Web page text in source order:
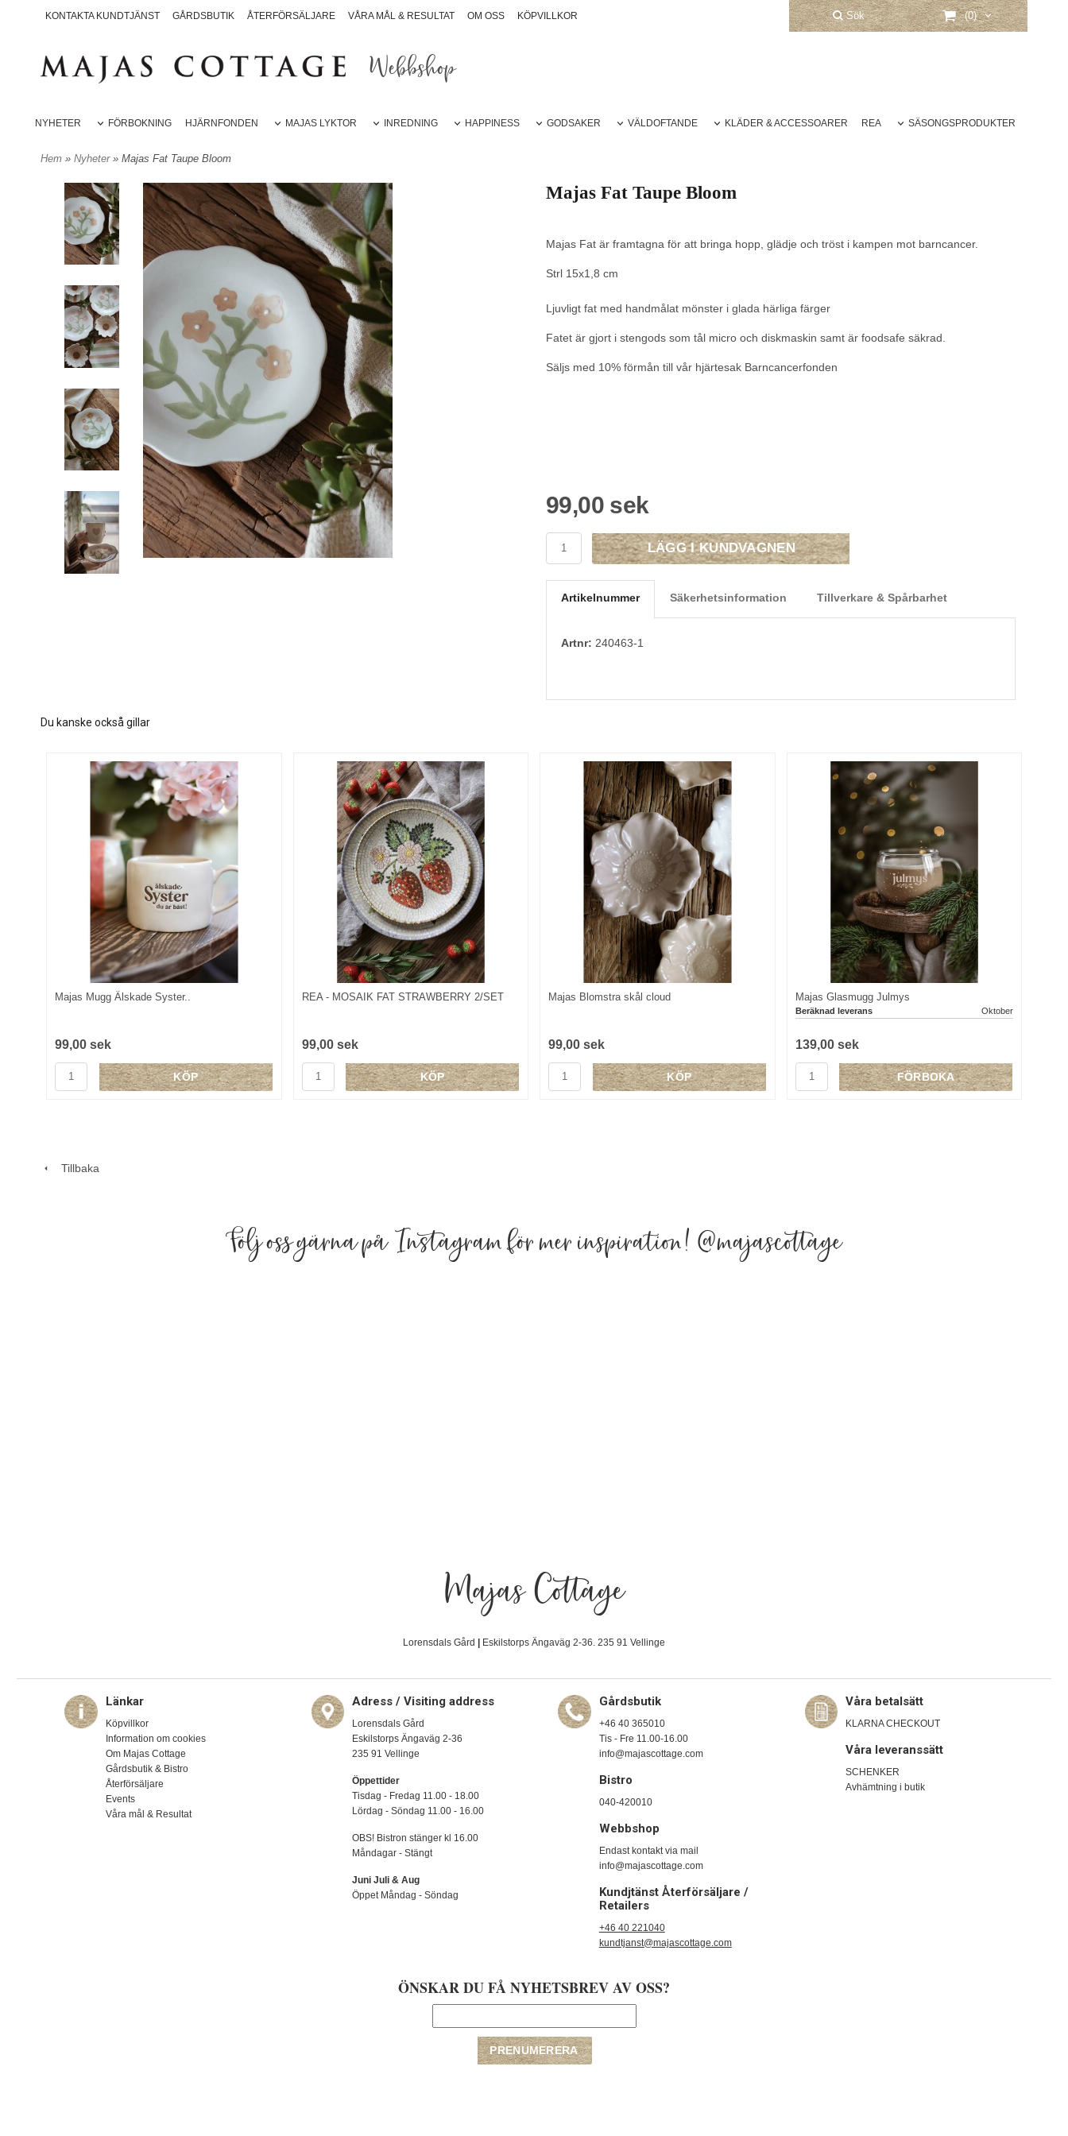
KONTAKTA KUNDTJÄNST GÅRDSBUTIK ÅTERFÖRSÄLJARE VÅRA MÅL & RESULTAT OM OSS KÖPVILLKOR Sök (0)
Webbshop
NYHETER FÖRBOKNING HJÄRNFONDEN MAJAS LYKTOR INREDNING HAPPINESS GODSAKER VÄLDOFTANDE KLÄDER & ACCESSOARER REA SÄSONGSPRODUKTER
Hem » Nyheter » Majas Fat Taupe Bloom
Majas Fat Taupe Bloom
Majas Fat är framtagna för att bringa hopp, glädje och tröst i kampen mot barncancer.
Strl 15x1,8 cm
Ljuvligt fat med handmålat mönster i glada härliga färger
Fatet är gjort i stengods som tål micro och diskmaskin samt är foodsafe säkrad.
Säljs med 10% förmån till vår hjärtesak Barncancerfonden
99,00 sek
LÄGG I KUNDVAGNEN
Artikelnummer Säkerhetsinformation Tillverkare & Spårbarhet
Artnr: 240463-1
Du kanske också gillar
Majas Mugg Älskade Syster..
99,00 sek
KÖP
REA - MOSAIK FAT STRAWBERRY 2/SET
99,00 sek
KÖP
Majas Blomstra skål cloud
99,00 sek
KÖP
Majas Glasmugg Julmys
Beräknad leverans Oktober
139,00 sek
FÖRBOKA
Tillbaka
Följ oss gärna på Instagram för mer inspiration!@majascottage
Majas Cottage
Lorensdals Gård Eskilstorps Ängaväg 2-36. 235 91 Vellinge
Länkar
Köpvillkor
Information om cookies
Om Majas Cottage
Gårdsbutik & Bistro
Återförsäljare
Events
Våra mål & Resultat
Adress / Visiting address
Lorensdals Gård
Eskilstorps Ängaväg 2-36
235 91 Vellinge
Öppettider
Tisdag - Fredag 11.00 - 18.00
Lördag - Söndag 11.00 - 16.00
OBS! Bistron stänger kl 16.00
Måndagar - Stängt
Juni Juli & Aug
Öppet Måndag - Söndag
Gårdsbutik
+46 40 365010
Tis - Fre 11.00-16.00
info@majascottage.com
Bistro
040-420010
Webbshop
Endast kontakt via mail
info@majascottage.com
Kundjtänst Återförsäljare /
Retailers
+46 40 221040
kundtjanst@majascottage.com
Våra betalsätt
KLARNA CHECKOUT
Våra leveranssätt
SCHENKER
Avhämtning i butik
ÖNSKAR DU FÅ NYHETSBREV AV OSS?